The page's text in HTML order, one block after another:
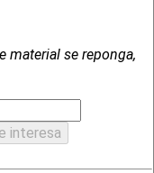
material se reponga,